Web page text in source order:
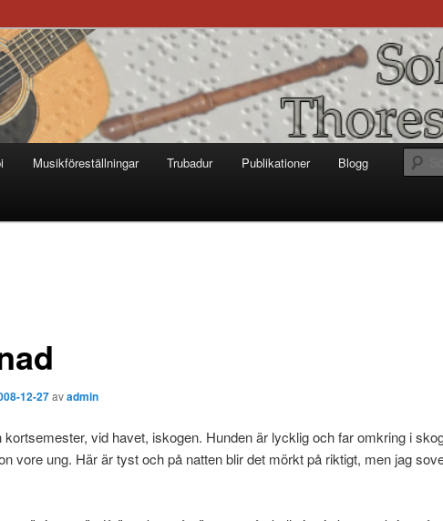
Musikföreställningar Trubadur Publikationer Blogg
12-27avadmin
kortsemester, vid havet, iskogen. Hunden är lycklig och far omkring i
vore ung. Här är tyst och på natten blir det mörkt på riktigt, men jag